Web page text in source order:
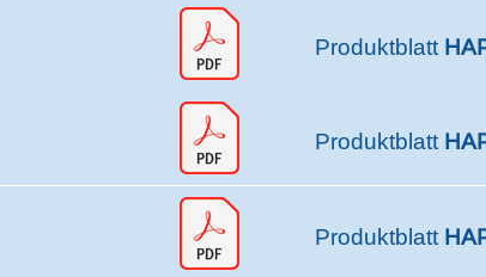
Produktblatt
Produktblatt
Produktblatt